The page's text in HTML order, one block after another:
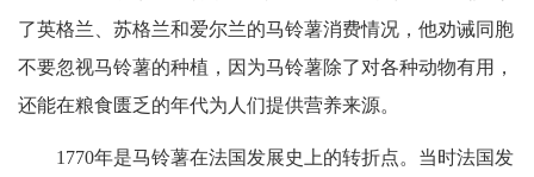
了英格兰、苏格兰和爱尔兰的马铃薯消费情况，他劝诫同胞
不要忽视马铃薯的种植，因为马铃薯除了对各种动物有用，
还能在粮食匮乏的年代为人们提供营养来源。
1770年是马铃薯在法国发展史上的转折点。当时法国发